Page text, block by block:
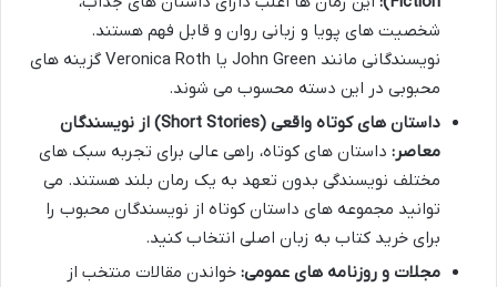
شخصیت های پویا و زبانی روان و قابل فهم هستند.
نویسندگانی مانند John Green یا Veronica Roth گزینه های
محبوبی در این دسته محسوب می شوند.
داستان های کوتاه واقعی (Short Stories) از نویسندگان
معاصر: داستان های کوتاه، راهی عالی برای تجربه سبک های
مختلف نویسندگی بدون تعهد به یک رمان بلند هستند. می
توانید مجموعه های داستان کوتاه از نویسندگان محبوب را
برای خرید کتاب به زبان اصلی انتخاب کنید.
مجلات و روزنامه های عمومی: خواندن مقالات منتخب از